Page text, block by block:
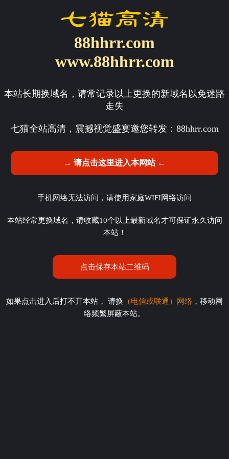
88hhrr.com
www.88hhrr.com
本站长期换域名，请常记录以上更换的新域名以免迷路
走失
七猫全站高清，震撼视觉盛宴邀您转发： 88hhrr.com
→ 请点击这里进入本网站 ←
手机网络无法访问，请使用家庭WIFI网络访问
本站经常更换域名，请收藏10个以上最新域名才可保证永久访问
本站！
点击保存本站二维码
如果点击进入后打不开本站， 请换 （电信或联通）网络 ，移动网
络频繁屏蔽本站。